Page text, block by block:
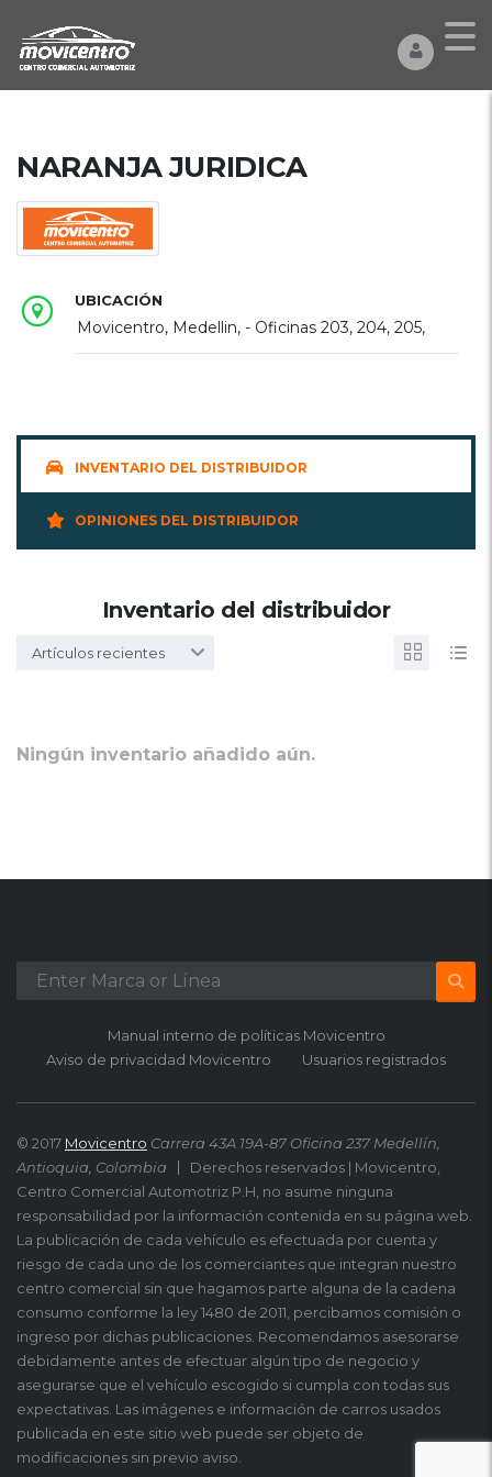
NARANJA JURIDICA
UBICACIÓN
Movicentro, Medellin, - Oficinas 203, 204, 205,
INVENTARIO DEL DISTRIBUIDOR
OPINIONES DEL DISTRIBUIDOR
Inventario del distribuidor
Artículos recientes
Ningún inventario añadido aún.
Manual interno de políticas Movicentro
Aviso de privacidad Movicentro
Usuarios registrados
© 2017 Movicentro Carrera 43A 19A-87 Oficina 237 Medellín,
Antioquia, Colombia
Derechos reservados | Movicentro,
Centro Comercial Automotriz P.H, no asume ninguna
responsabilidad por la información contenida en su página web.
La publicación de cada vehículo es efectuada por cuenta y
riesgo de cada uno de los comerciantes que integran nuestro
centro comercial sin que hagamos parte alguna de la cadena
consumo conforme la ley 1480 de 2011, percibamos comisión o
ingreso por dichas publicaciones. Recomendamos asesorarse
debidamente antes de efectuar algún tipo de negocio y
asegurarse que el vehículo escogido si cumpla con todas sus
expectativas. Las imágenes e información de carros usados
publicada en este sitio web puede ser objeto de
modificaciones sin previo aviso.